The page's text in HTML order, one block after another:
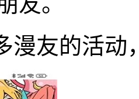
漫友的活动